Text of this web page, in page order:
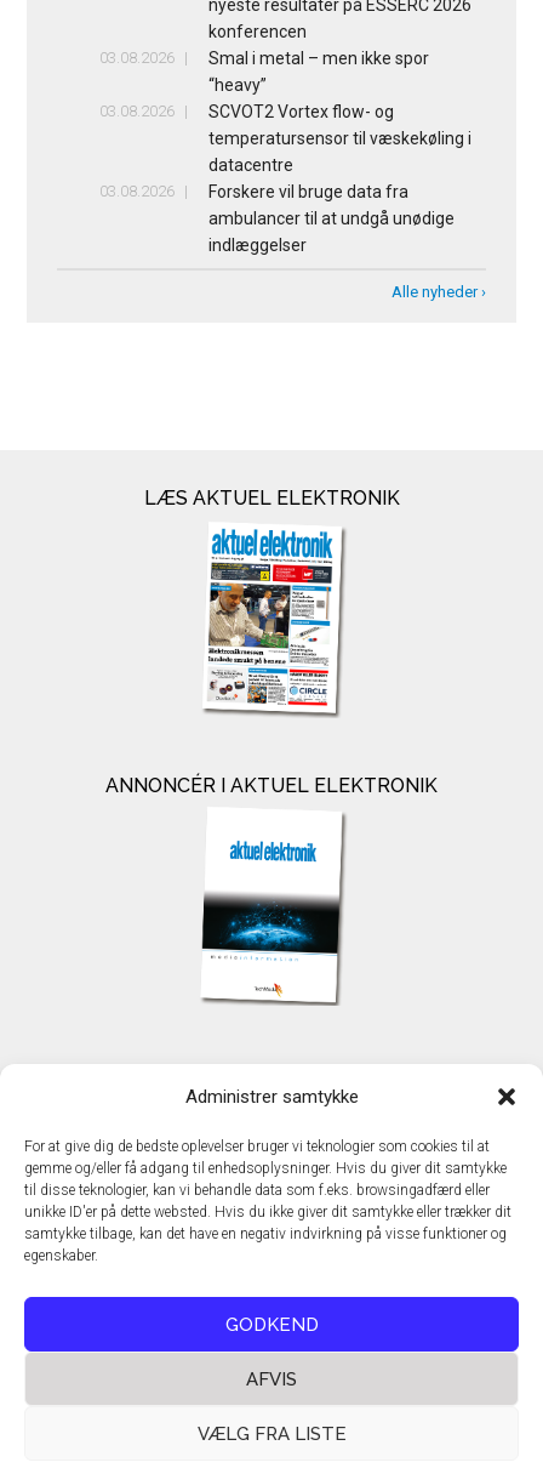
Administrer samtykke
For at give dig de bedste oplevelser bruger vi teknologier som cookies til at
gemme og/eller få adgang til enhedsoplysninger. Hvis du giver dit samtykke
til disse teknologier, kan vi behandle data som f.eks. browsingadfærd eller
unikke ID'er på dette websted. Hvis du ikke giver dit samtykke eller trækker dit
samtykke tilbage, kan det have en negativ indvirkning på visse funktioner og
egenskaber.
GODKEND
AFVIS
VÆLG FRA LISTE
nyeste resultater på ESSERC 2026
konferencen
03.08.2026
Smal i metal – men ikke spor
“heavy”
03.08.2026
SCVOT2 Vortex flow- og
temperatursensor til væskekøling i
datacentre
03.08.2026
Forskere vil bruge data fra
ambulancer til at undgå unødige
indlæggelser
Alle nyheder ›
LÆS AKTUEL ELEKTRONIK
ANNONCÉR I AKTUEL ELEKTRONIK
TechMedia A/S
DK - 2600 Glostrup
www.techmedia.dk
Telefon: +45 43 24 26 28
E-mail:info@techmedia.dk